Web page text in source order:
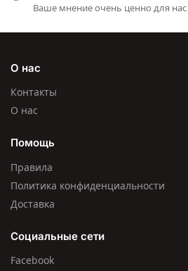
Ваше мнение очень ценно для нас
О нас
Контакты
О нас
Помощь
Правила
Политика конфиденциальности
Доставка
Социальные сети
Facebook